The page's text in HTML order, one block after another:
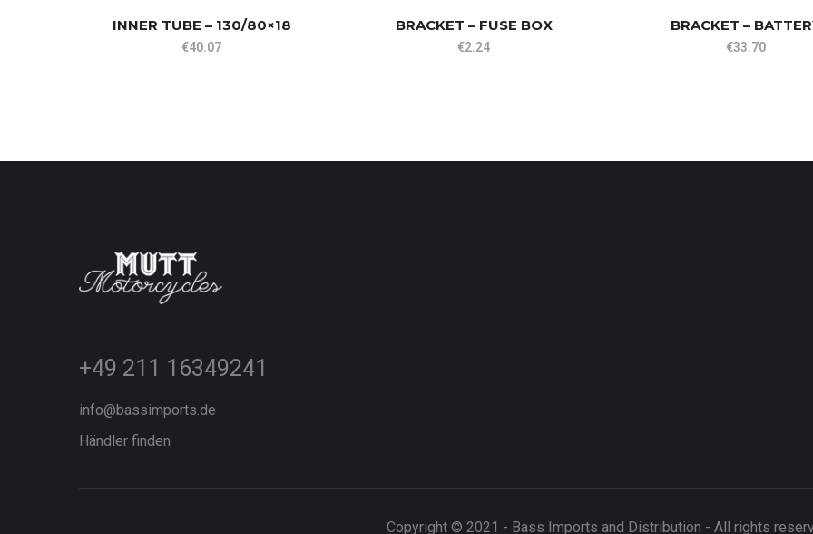
INNER TUBE – 130/80×18
€40.07
BRACKET – FUSE BOX
€2.24
BRACKET –
€33.70
+49 211 16349241
info@bassimports.de
Händler finden
Copyright © 2021 - Bass Imports and Distribution - All rights